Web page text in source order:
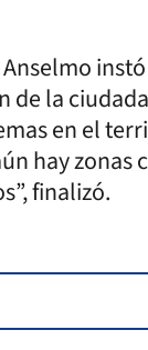
de la
en el
hay zonas
finalizó.